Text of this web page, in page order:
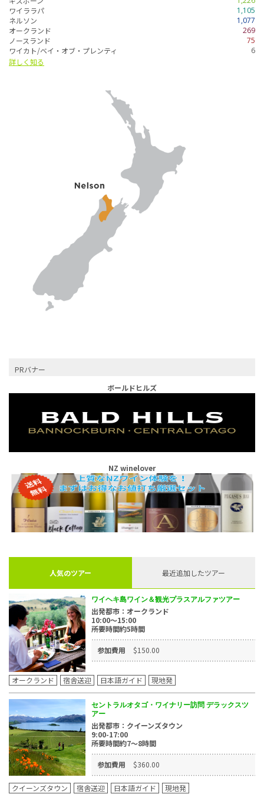
ワイララパ
1,105
ネルソン
1,077
オークランド
269
ノースランド
75
ワイカト/ベイ・オブ・プレンティ
6
詳しく知る
PRバナー
ボールドヒルズ
NZ winelover
人気のツアー 最近追加したツアー
ワイヘキ島ワイン＆観光プラスアルファツアー
出発都市：オークランド
10:00～15:00
所要時間約5時間
参加費用 $150.00
オークランド 宿舎送迎 日本語ガイド 現地発
セントラルオタゴ・ワイナリー訪問 デラックスツ
アー
出発都市：クイーンズタウン
9:00-17:00
所要時間約7～8時間
参加費用 $360.00
クイーンズタウン 宿舎送迎 日本語ガイド 現地発